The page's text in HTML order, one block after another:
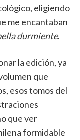
eligiendo
me encantaban
durmiente.
la edición, ya
que
esos tomos del
que ver
formidable